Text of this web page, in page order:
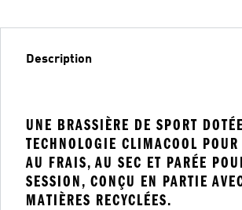
Description
UNE BRASSIÈRE DE SPORT
TECHNOLOGIE CLIMACOOL POUR
AU FRAIS, AU SEC ET PARÉE
SESSION, CONÇU EN PARTIE
MATIÈRES RECYCLÉES.